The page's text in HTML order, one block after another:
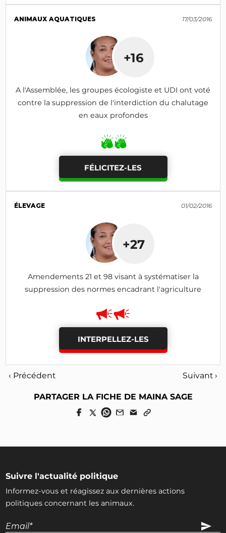
ANIMAUX AQUATIQUES 17/03/2016
+16
A l'Assemblée, les groupes écologiste et UDI ont voté
contre la suppression de l'interdiction du chalutage
en eaux profondes
FÉLICITEZ-LES
ÉLEVAGE 01/02/2016
+27
Amendements 21 et 98 visant à systématiser la
suppression des normes encadrant l'agriculture
INTERPELLEZ-LES
‹ Précédent Suivant ›
PARTAGER LA FICHE DE MAINA SAGE
Suivre l'actualité politique
Informez-vous et réagissez aux dernières actions
politiques concernant les animaux.